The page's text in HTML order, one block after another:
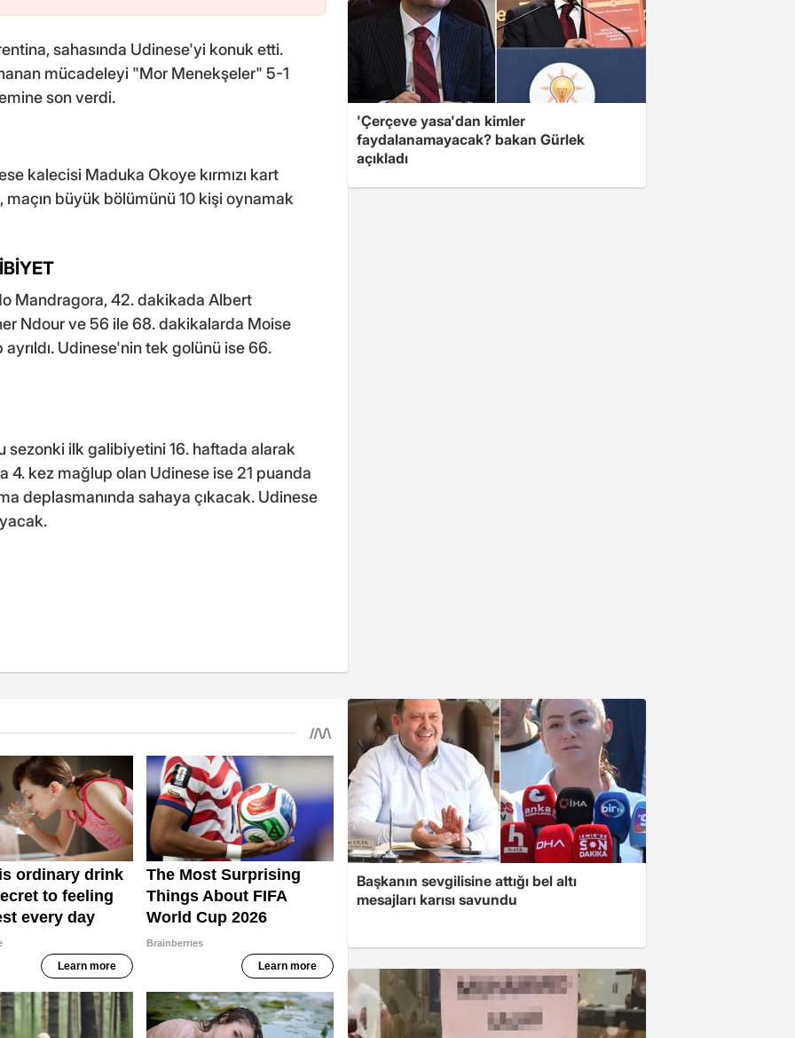
sahasında Udinese'yi konuk etti.
mücadeleyi "Mor Menekşeler" 5-1
son verdi.
kalecisi Maduka Okoye kırmızı kart
maçın büyük bölümünü 10 kişi oynamak
Mandragora, 42. dakikada Albert
Ndour ve 56 ile 68. dakikalarda Moise
Udinese'nin tek golünü ise 66.
sezonki ilk galibiyetini 16. haftada alarak
4. kez mağlup olan Udinese ise 21 puanda
deplasmanında sahaya çıkacak. Udinese
'Çerçeve yasa'dan kimler
faydalanamayacak? bakan Gürlek
açıkladı
Başkanın sevgilisine attığı bel altı
mesajları karısı savundu